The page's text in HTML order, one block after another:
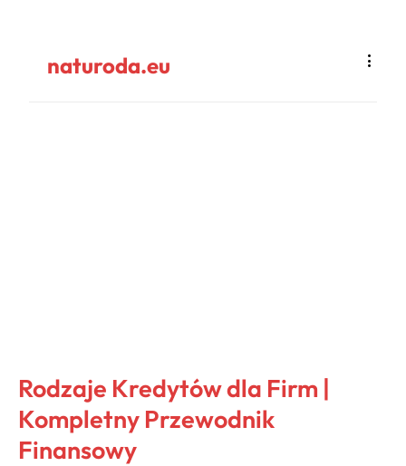
naturoda.eu
Rodzaje Kredytów dla Firm |
Kompletny Przewodnik
Finansowy